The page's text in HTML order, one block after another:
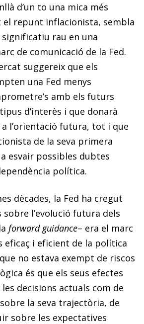
d’un to una mica més
repunt inflacionista, sembla
significatiu rau en una
de comunicació de la Fed.
suggereix que els
una Fed menys
amb els futurs
d’interès i que donarà
l’orientació futura, tot i que
de la seva primera
esvair possibles dubtes
política.
dècades, la Fed ha cregut
l’evolució futura dels
forward guidance– era el marc
eficaç i eficient de la política
no estava exempt de riscos
és que els seus efectes
decisions actuals com de
la seva trajectòria, de
sobre les expectatives